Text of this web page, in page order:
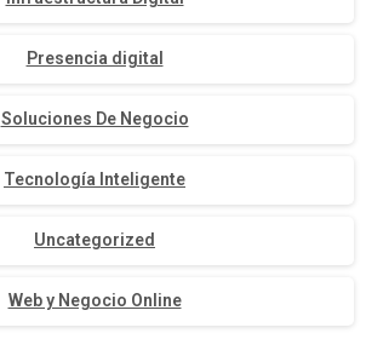
Presencia digital
Soluciones De Negocio
Tecnología Inteligente
Uncategorized
Web y Negocio Online